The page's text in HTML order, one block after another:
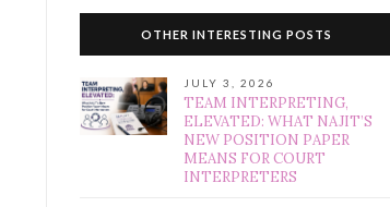
OTHER INTERESTING POSTS
JULY 3, 2026
TEAM INTERPRETING,
ELEVATED: WHAT NAJIT’S
NEW POSITION PAPER
MEANS FOR COURT
INTERPRETERS